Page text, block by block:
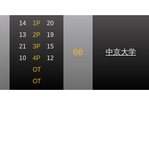
14 1P
20
13
2P
19
21
3P
15
10
4P
12
OT
OT
66 中京大学